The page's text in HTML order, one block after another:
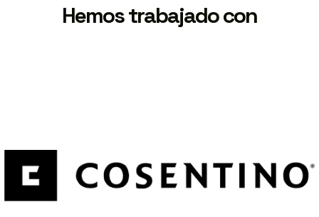
Hemos trabajado con